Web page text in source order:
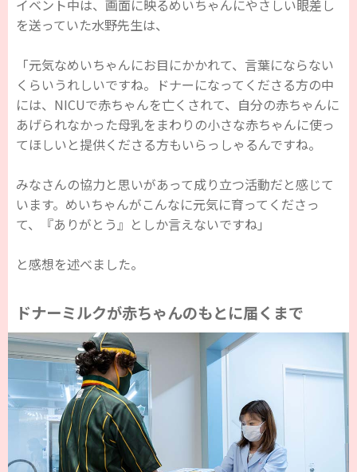
イベント中は、画面に映るめいちゃんにやさしい眼差し
を送っていた水野先生は、
「元気なめいちゃんにお目にかかれて、言葉にならない
くらいうれしいですね。ドナーになってくださる方の中
には、NICUで赤ちゃんを亡くされて、自分の赤ちゃんに
あげられなかった母乳をまわりの小さな赤ちゃんに使っ
てほしいと提供くださる方もいらっしゃるんですね。
みなさんの協力と思いがあって成り立つ活動だと感じて
います。めいちゃんがこんなに元気に育ってくださっ
て、『ありがとう』としか言えないですね」
と感想を述べました。
ドナーミルクが赤ちゃんのもとに届くまで